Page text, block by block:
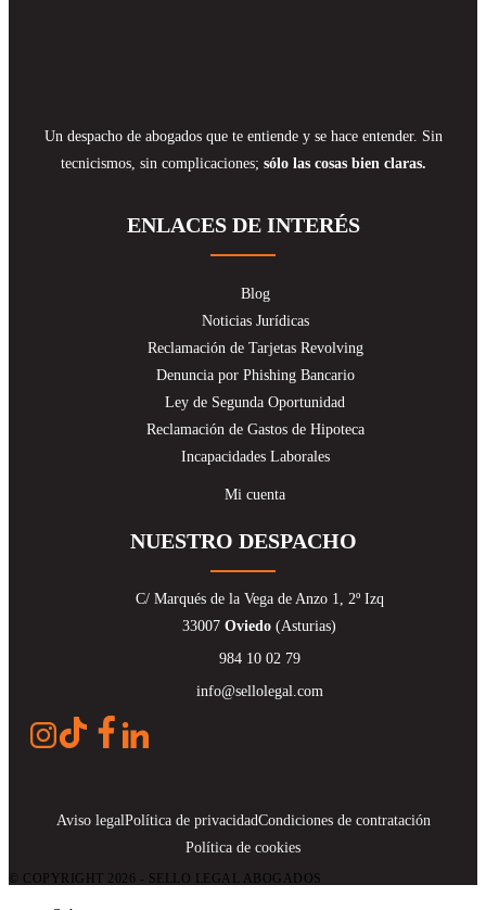
Un despacho de abogados que te entiende y se hace entender. Sin
tecnicismos, sin complicaciones; sólo las cosas bien claras.
ENLACES DE INTERÉS
Blog
Noticias Jurídicas
Reclamación de Tarjetas Revolving
Denuncia por Phishing Bancario
Ley de Segunda Oportunidad
Reclamación de Gastos de Hipoteca
Incapacidades Laborales
Mi cuenta
NUESTRO DESPACHO
C/ Marqués de la Vega de Anzo 1, 2º Izq
33007 Oviedo (Asturias)
984 10 02 79
info@sellolegal.com
Aviso legalPolítica de privacidadCondiciones de contratación
Política de cookies
© COPYRIGHT 2026 - SELLO LEGAL ABOGADOS